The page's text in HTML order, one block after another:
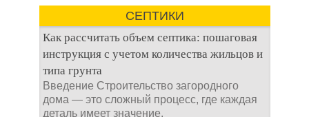
Антисептик для
выгребных ям – это
специальные
СЕПТИКИ
Как рассчитать объем септика: пошаговая
инструкция с учетом количества жильцов и
типа грунта
Введение Строительство загородного
дома — это сложный процесс, где каждая
деталь имеет значение.